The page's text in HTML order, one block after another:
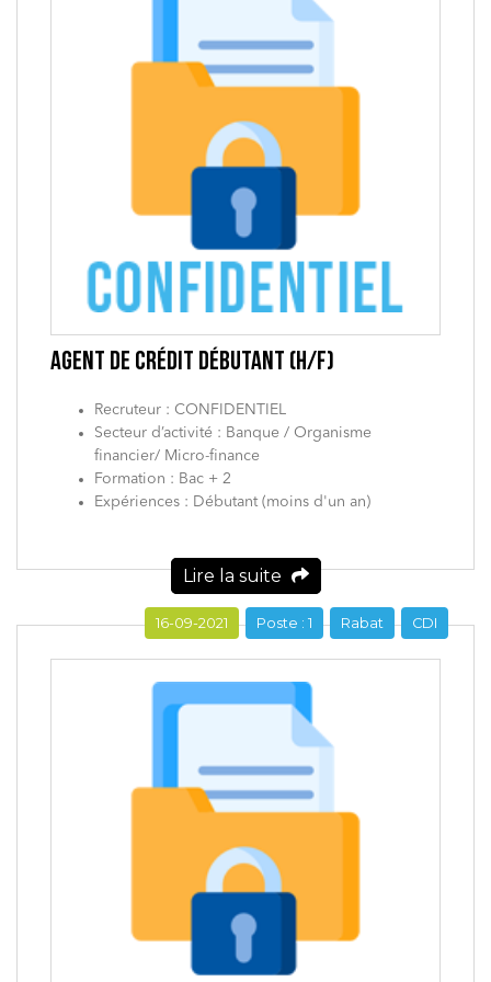
AGENT DE CRÉDIT DÉBUTANT (H/F)
Recruteur : CONFIDENTIEL
Secteur d’activité : Banque / Organisme
financier/ Micro-finance
Formation : Bac + 2
Expériences : Débutant (moins d'un an)
Lire la suite
CDI
Rabat
Poste : 1
16-09-2021